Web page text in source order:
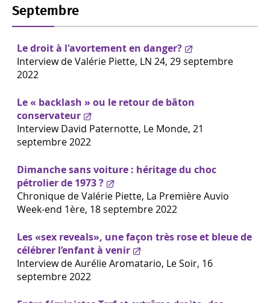
Septembre
Le droit à l'avortement en danger?
Interview de Valérie Piette, LN 24, 29 septembre
2022
Le « backlash » ou le retour de bâton
conservateur
Interview David Paternotte, Le Monde, 21
septembre 2022
Dimanche sans voiture : héritage du choc
pétrolier de 1973 ?
Chronique de Valérie Piette, La Première Auvio
Week-end 1ère, 18 septembre 2022
Les «sex reveals», une façon très rose et bleue de
célébrer l’enfant à venir
Interview de Aurélie Aromatario, Le Soir, 16
septembre 2022